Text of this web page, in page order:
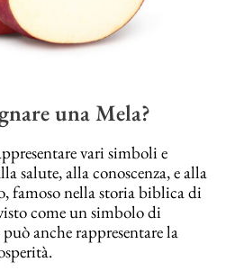
una Mela?
vari simboli e
salute, alla conoscenza, e alla
famoso nella storia biblica di
come un simbolo di
anche rappresentare la